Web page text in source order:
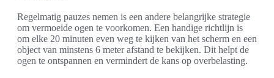
Regelmatig pauzes nemen is een andere belangrijke strategie
om vermoeide ogen te voorkomen. Een handige richtlijn is
om elke 20 minuten even weg te kijken van het scherm en een
object van minstens 6 meter afstand te bekijken. Dit helpt de
ogen te ontspannen en vermindert de kans op overbelasting.